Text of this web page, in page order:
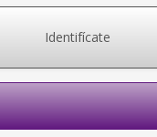
Identifícate